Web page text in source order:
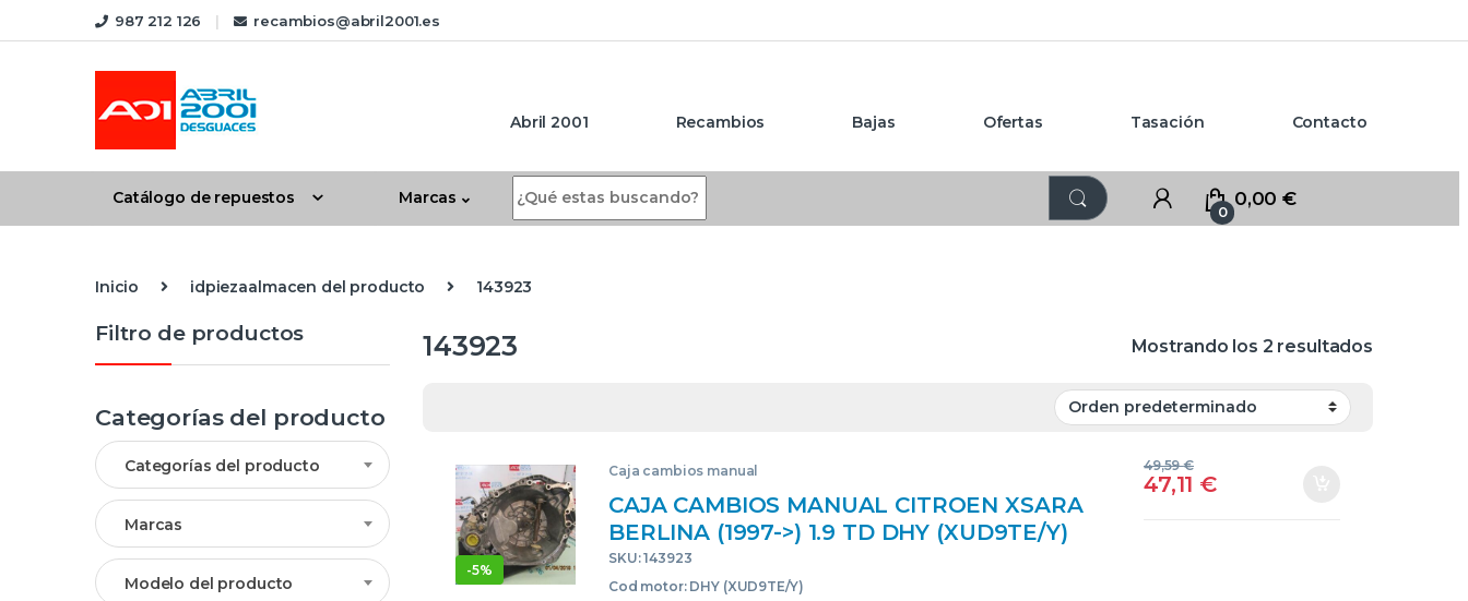
Skip to navigation
Skip to content987 212 126 recambios@abril2001.es
Abril 2001 Recambios Bajas Ofertas Tasación Contacto
Catálogo de repuestos
0
0,00€
Marcas
Inicio idpiezaalmacen del producto 143923
143923 Mostrando los 2 resultados
-5%
Caja cambios manual
CAJA CAMBIOS MANUAL CITROEN XSARA
BERLINA (1997->) 1.9 TD DHY (XUD9TE/Y)
DHY(XUD9TEY) 20TB59 GRIS PLATA
TRANSMISION
SKU: 143923
Cod motor: DHY (XUD9TE/Y)
47,11 €
49,59€
Filtro de productos
Categorías del producto
Categorías del producto
Marcas
Modelo del producto